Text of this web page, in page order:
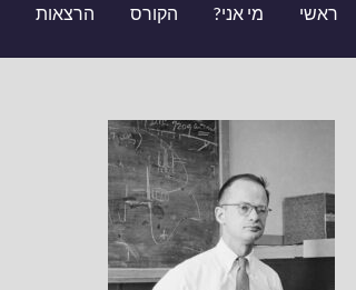
ראשי מי אני? הקורס הרצאות